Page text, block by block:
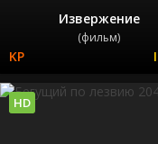
Извержение
(фильм)
HD